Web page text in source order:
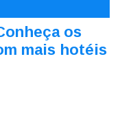
os
mais hotéis